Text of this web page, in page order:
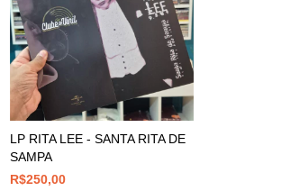
LP RITA LEE - SANTA RITA DE
SAMPA
R$250,00